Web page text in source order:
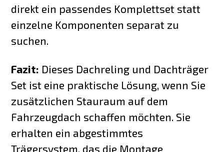
direkt ein passendes Komplettset statt
einzelne Komponenten separat zu
suchen.
Fazit: Dieses Dachreling und Dachträger
Set ist eine praktische Lösung, wenn Sie
zusätzlichen Stauraum auf dem
Fahrzeugdach schaffen möchten. Sie
erhalten ein abgestimmtes
Trägersystem, das die Montage